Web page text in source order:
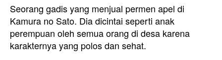
Seorang gadis yang menjual permen apel di
Kamura no Sato. Dia dicintai seperti anak
perempuan oleh semua orang di desa karena
karakternya yang polos dan sehat.